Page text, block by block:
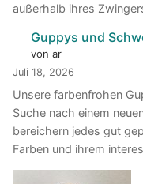
außerhalb ihres
Guppys und
von ar
Juli 18, 2026
Unsere farbenfrohen
Suche nach einem
bereichern jedes gut
Farben und ihrem